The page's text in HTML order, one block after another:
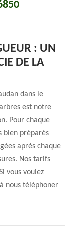
: UN
DE LA
dans le
est notre
Pour chaque
bien préparés
après chaque
Nos tarifs
vous voulez
nous téléphoner